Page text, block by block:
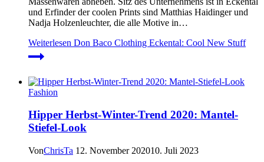
und Erfinder der coolen Prints sind Matthias Haidinger und
Nadja Holzenleuchter, die alle Motive in…
Weiterlesen Don Baco Clothing Eckental: Cool New Stuff
Fashion
Hipper Herbst-Winter-Trend 2020: Mantel-
Stiefel-Look
VonChrisTa 12. November 202010. Juli 2023